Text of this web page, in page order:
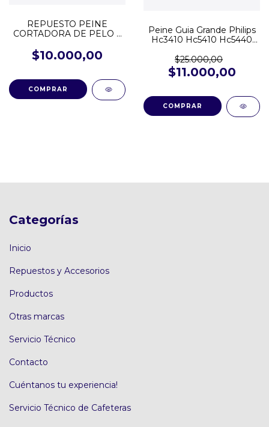
REPUESTO PEINE
CORTADORA DE PELO 2
$10.000,00
Peine Guia Grande Philips
Hc3410 Hc5410 Hc5440
$25.000,00
$11.000,00
Categorías
Inicio
Repuestos y Accesorios
Productos
Otras marcas
Servicio Técnico
Contacto
Cuéntanos tu experiencia!
Servicio Técnico de Cafeteras